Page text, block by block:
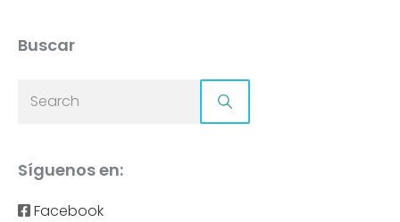
Buscar
Síguenos en:
Facebook